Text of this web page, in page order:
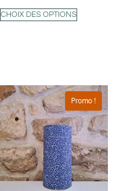
CHOIX DES OPTIONS
Promo !